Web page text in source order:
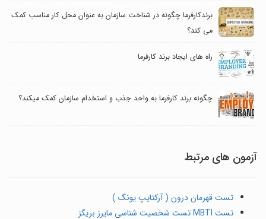
برندکارفرما چگونه در شناخت سازمان به عنوان محل کار مناسب کمک
می کند؟
راه های ایجاد برند کارفرما
چگونه برند کارفرما به واحد جذب و استخدام سازمان کمک میکند؟
آزمون های مرتبط
تست قهرمان درون ( آرکتایپ یونگ )
تست MBTI تست شخصیت شناسی مایرز بریگز